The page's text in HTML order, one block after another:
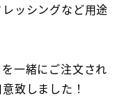
ッシングなど用途
一緒にご注文され
致しました！